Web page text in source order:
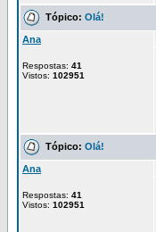
Tópico: Olá!
Ana
Respostas: 41
Vistos: 102951
Tópico: Olá!
Ana
Respostas: 41
Vistos: 102951